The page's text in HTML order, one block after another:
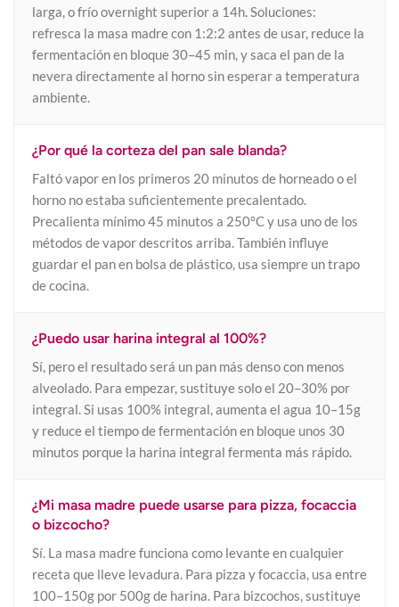
larga, o frío overnight superior a 14h. Soluciones:
refresca la masa madre con 1:2:2 antes de usar, reduce la
fermentación en bloque 30–45 min, y saca el pan de la
nevera directamente al horno sin esperar a temperatura
ambiente.
¿Por qué la corteza del pan sale blanda?
Faltó vapor en los primeros 20 minutos de horneado o el
horno no estaba suficientemente precalentado.
Precalienta mínimo 45 minutos a 250°C y usa uno de los
métodos de vapor descritos arriba. También influye
guardar el pan en bolsa de plástico, usa siempre un trapo
de cocina.
¿Puedo usar harina integral al 100%?
Sí, pero el resultado será un pan más denso con menos
alveolado. Para empezar, sustituye solo el 20–30% por
integral. Si usas 100% integral, aumenta el agua 10–15g
y reduce el tiempo de fermentación en bloque unos 30
minutos porque la harina integral fermenta más rápido.
¿Mi masa madre puede usarse para pizza, focaccia
o bizcocho?
Sí. La masa madre funciona como levante en cualquier
receta que lleve levadura. Para pizza y focaccia, usa entre
100–150g por 500g de harina. Para bizcochos, sustituye